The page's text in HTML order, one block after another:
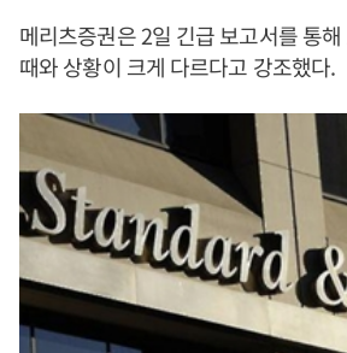
메리츠증권은 2일 긴급 보고서를 통
때와 상황이 크게 다르다고 강조했다.